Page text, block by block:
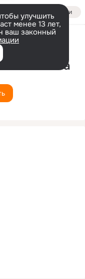
Войти
улучшить
менее 13 лет,
ваш законный
Sumikawa